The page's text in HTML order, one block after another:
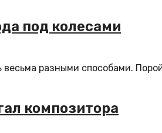
под колесами
разными способами.
композитора